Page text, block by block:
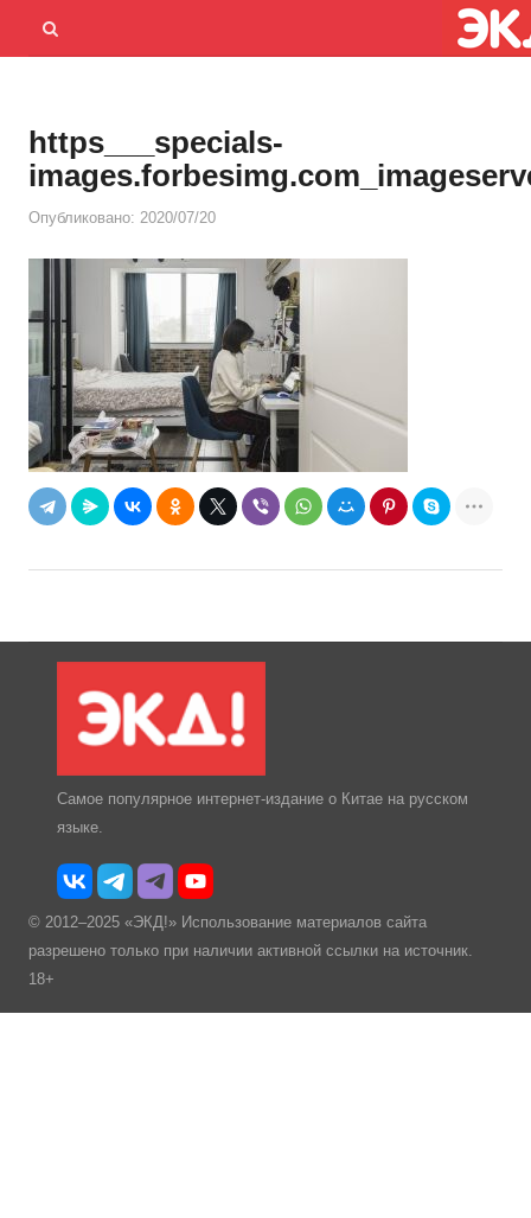
Menu
Открыть
https___specials-
Опубликовано: 2020/07/20
Самое популярное интернет-издание о Китае на русском
языке.
© 2012–2025 «ЭКД!» Использование материалов сайта
разрешено только при наличии активной ссылки на источник.
18+